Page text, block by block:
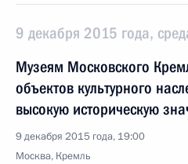
9 декабря 2015 года,
Музеям Московского
объектов культурного
высокую историческую
9 декабря 2015 года, 19:00
Москва, Кремль